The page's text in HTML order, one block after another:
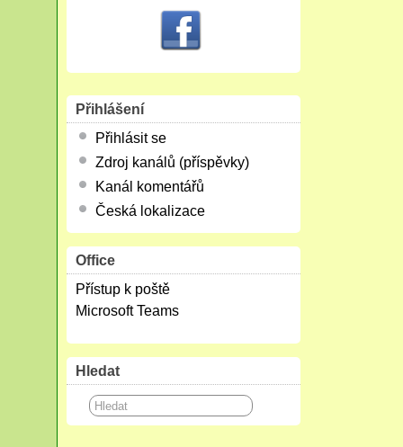
Přihlášení
Přihlásit se
Zdroj kanálů (příspěvky)
Kanál komentářů
Česká lokalizace
Office
Přístup k poště
Microsoft Teams
Hledat